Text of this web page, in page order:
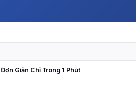
Giản Chỉ Trong 1 Phút